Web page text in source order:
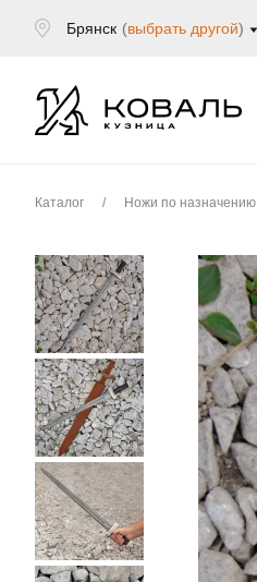
Брянск (выбрать другой)
Каталог / Ножи по назначению